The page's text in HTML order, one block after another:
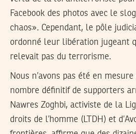
Facebook des photos avec le
chaos». Cependant, le pôle
ordonné leur libération jugeant
relevait pas du terrorisme.
Nous n’avons pas été en
nombre définitif de supporters
Nawres Zoghbi, activiste de la
droits de l’homme (LTDH) et